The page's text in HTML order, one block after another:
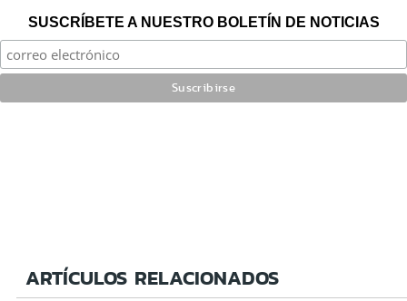
SUSCRÍBETE A NUESTRO BOLETÍN DE NOTICIAS
ARTÍCULOS RELACIONADOS